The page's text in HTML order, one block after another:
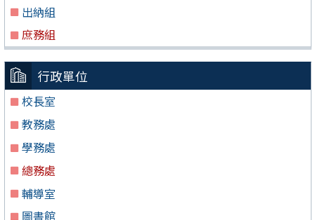
出納組
庶務組
行政單位
校長室
教務處
學務處
總務處
輔導室
圖書館